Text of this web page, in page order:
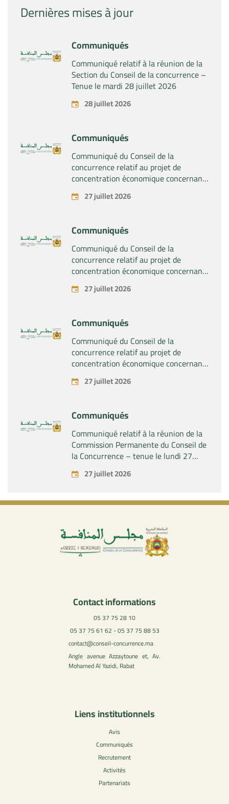
Dernières mises à jour
Communiqués
Communiqué relatif à la réunion de la
Section du Conseil de la concurrence –
Tenue le mardi 28 juillet 2026
28 juillet 2026
Communiqués
Communiqué du Conseil de la
concurrence relatif au projet de
concentration économique concernant
la prise du contrôle exclusif par la
société « Substipharm SAS » des actifs
pharmaceutiques « Rilutek » et «
Sabril » détenus par la société « Sanofi
SA »
27 juillet 2026
Communiqués
Communiqué du Conseil de la
concurrence relatif au projet de
concentration économique concernant
la prise du contrôle exclusif par la
société « Plastika Kritis SA » de la
27 juillet 2026
Communiqués
Communiqué du Conseil de la
concurrence relatif au projet de
concentration économique concernant
la prise par la société « Fives SAS » du
contrôle exclusif de la société « Aries
27 juillet 2026
Communiqués
Communiqué relatif à la réunion de la
Commission Permanente du Conseil de
la Concurrence – tenue le lundi 27
juillet 2026
27 juillet 2026
Contact informations
05 37 75 28 10
05 37 75 61 62 - 05 37 75 88 53
contact@conseil-concurrence.ma
Angle avenue Azzaytoune et, Av.
Mohamed Al Yazidi, Rabat
Liens institutionnels
Avis
Communiqués
Recrutement
Activités
Partenariats